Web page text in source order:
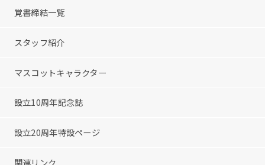
覚書締結一覧
スタッフ紹介
マスコットキャラクター
設立10周年記念誌
設立20周年特設ページ